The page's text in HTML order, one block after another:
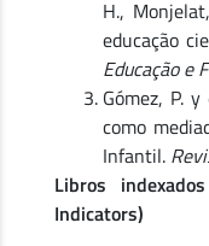
H.,
educação
Educação e
Gómez, P.
como
Infantil.
Libros
Indicators)